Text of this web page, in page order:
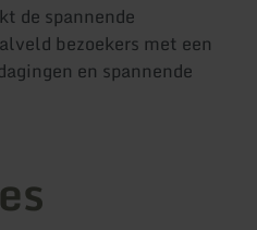
de spannende
bezoekers met een
en spannende